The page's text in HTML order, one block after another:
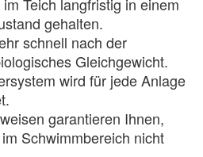
gehalten.
schnell nach der
Gleichgewicht.
wird für jede Anlage
garantieren Ihnen,
Schwimmbereich nicht